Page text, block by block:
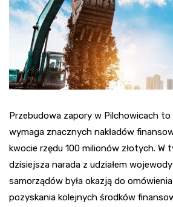
Przebudowa zapory w Pilchowicach to
wymaga znacznych nakładów
kwocie rzędu 100 milionów złotych. W
dzisiejsza narada z udziałem
samorządów była okazją do
pozyskania kolejnych środków